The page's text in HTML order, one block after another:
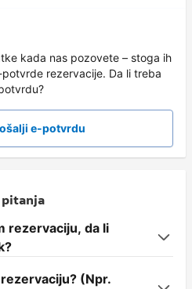
kada nas pozovete – stoga ih
rezervacije. Da li treba
e-potvrdu
pitanja
rezervaciju, da li
(Npr.